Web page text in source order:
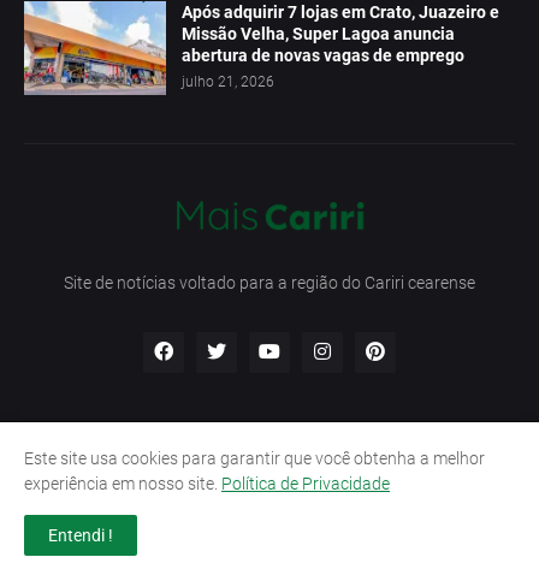
Após adquirir 7 lojas em Crato, Juazeiro e
Missão Velha, Super Lagoa anuncia
abertura de novas vagas de emprego
julho 21, 2026
Site de notícias voltado para a região do Cariri cearense
Início Contato
Política de Privacidade
Termos e Condições
Este site usa cookies para garantir que você obtenha a melhor
experiência em nosso site. Política de Privacidade
Entendi !